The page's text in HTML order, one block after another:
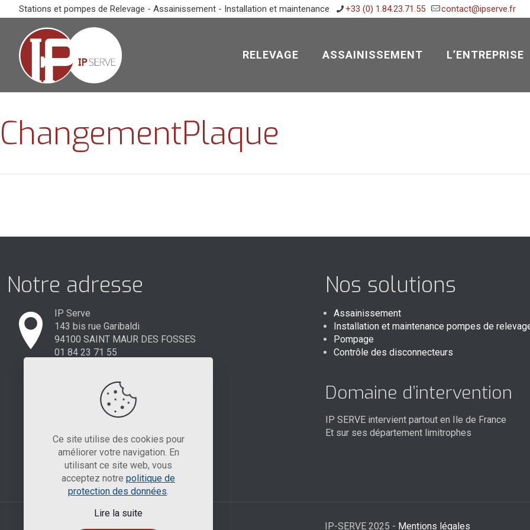
Stations et pompes de Relevage - Assainissement - Installation et maintenance +33 (0) 1.84.23.71.55 contact@ipserve.fr
RELEVAGE ASSAINISSEMENT L’ENTREPRISE
ChangementPlaque
Notre adresse
IP Serve
143 bis rue Garibaldi
94100 SAINT MAUR DES FOSSES
01 84 23 71 55
Nos solutions
Assainissement
Installation et maintenance pompes de
Pompage
Contrôle des disconnecteurs
Domaine d’intervention
IP SERVE intervient partout en Ile de France
Et sur ses département limitrophes
IP-SERVE 2025 - Mentions légales
Ce site utilise des cookies pour
améliorer votre navigation. En
utilisant ce site web, vous
acceptez notre politique de
protection des données.
Lire la suite